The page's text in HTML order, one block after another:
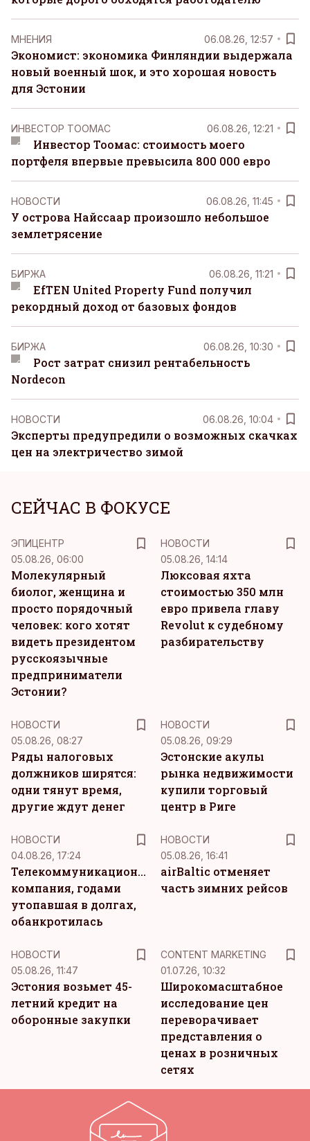
MНЕНИЯ 06.08.26, 12:57
Экономист: экономика Финляндии выдержала
новый военный шок, и это хорошая новость
для Эстонии
ИНВЕСТОР ТООМАС 06.08.26, 12:21
Инвестор Тоомас: стоимость моего
портфеля впервые превысила 800 000 евро
НОВОСТИ 06.08.26, 11:45
У острова Найссаар произошло небольшое
землетрясение
БИРЖА 06.08.26, 11:21
EfTEN United Property Fund получил
рекордный доход от базовых фондов
БИРЖА 06.08.26, 10:30
Рост затрат снизил рентабельность
Nordecon
НОВОСТИ 06.08.26, 10:04
Эксперты предупредили о возможных скачках
цен на электричество зимой
СЕЙЧАС В ФОКУСЕ
ЭПИЦЕНТР
05.08.26, 06:00
Молекулярный
биолог, женщина и
просто порядочный
человек: кого хотят
видеть президентом
русскоязычные
предприниматели
Эстонии?
НОВОСТИ
05.08.26, 14:14
Люксовая яхта
стоимостью 350 млн
евро привела главу
Revolut к судебному
разбирательству
НОВОСТИ
05.08.26, 08:27
Ряды налоговых
должников ширятся:
одни тянут время,
другие ждут денег
НОВОСТИ
05.08.26, 09:29
Эстонские акулы
рынка недвижимости
купили торговый
центр в Риге
НОВОСТИ
04.08.26, 17:24
Телекоммуникационная
компания, годами
утопавшая в долгах,
обанкротилась
НОВОСТИ
05.08.26, 16:41
airBaltic отменяет
часть зимних рейсов
НОВОСТИ
05.08.26, 11:47
Эстония возьмет 45-
летний кредит на
оборонные закупки
CONTENT MARKETING
01.07.26, 10:32
Широкомасштабное
исследование цен
переворачивает
представления о
ценах в розничных
сетях